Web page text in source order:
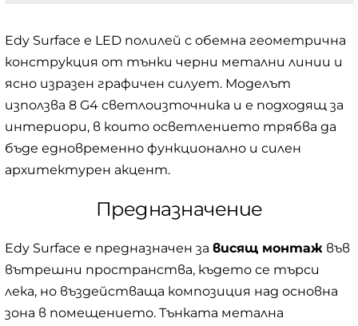
Edy Surface е LED полилей с обемна геометрична
конструкция от тънки черни метални линии и
ясно изразен графичен силует. Моделът
използва 8 G4 светлоизточника и е подходящ за
интериори, в които осветлението трябва да
бъде едновременно функционално и силен
архитектурен акцент.
Предназначение
Edy Surface е предназначен за висящ монтаж във
вътрешни пространства, където се търси
лека, но въздействаща композиция над основна
зона в помещението. Тънката метална